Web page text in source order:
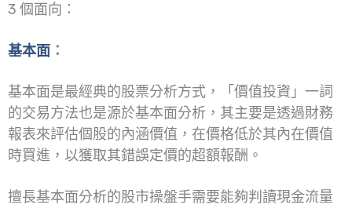
3 個面向：
基本面 ：
基本面是最經典的股票分析方式，「價值投資」一詞
的交易方法也是源於基本面分析，其主要是透過財務
報表來評估個股的內涵價值，在價格低於其內在價值
時買進，以獲取其錯誤定價的超額報酬。
擅長基本面分析的股市操盤手需要能夠判讀現金流量